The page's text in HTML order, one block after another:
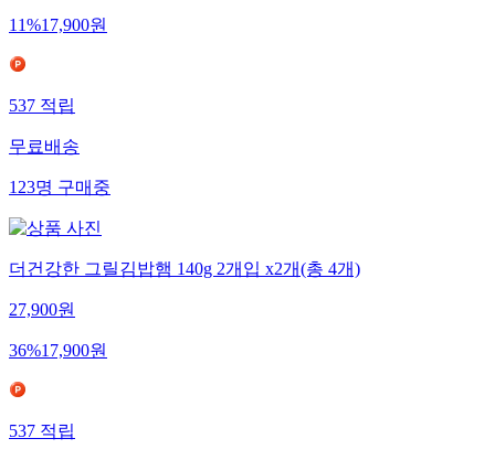
11%17,900원
537적립
무료배송
123명구매중
더건강한 그릴김밥햄 140g 2개입 x2개(총 4개)
27,900원
36%17,900원
537적립